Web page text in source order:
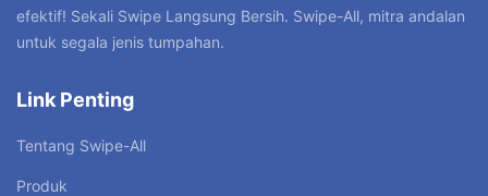
efektif! Sekali Swipe Langsung Bersih. Swipe-All, mitra andalan
untuk segala jenis tumpahan.
Link Penting
Tentang Swipe-All
Produk